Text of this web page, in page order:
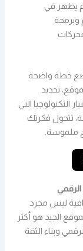
يظهر في
وبرمجة
خطة واضحة
تحديد
التي
تتحول فكرتك
ملموسة.
ليس مجرد
الجيد هو أكثر
وبناء الثقة